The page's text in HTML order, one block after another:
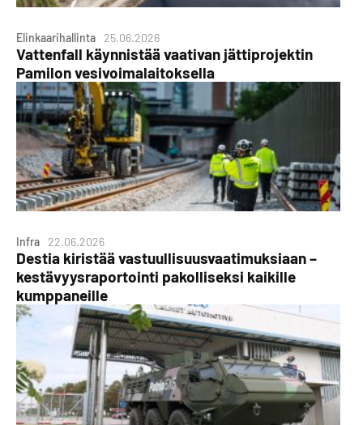
Elinkaarihallinta 25.06.2026
Vattenfall käynnistää vaativan jättiprojektin
Pamilon vesivoimalaitoksella
Infra 22.06.2026
Destia kiristää vastuullisuusvaatimuksiaan –
kestävyysraportointi pakolliseksi kaikille
kumppaneille